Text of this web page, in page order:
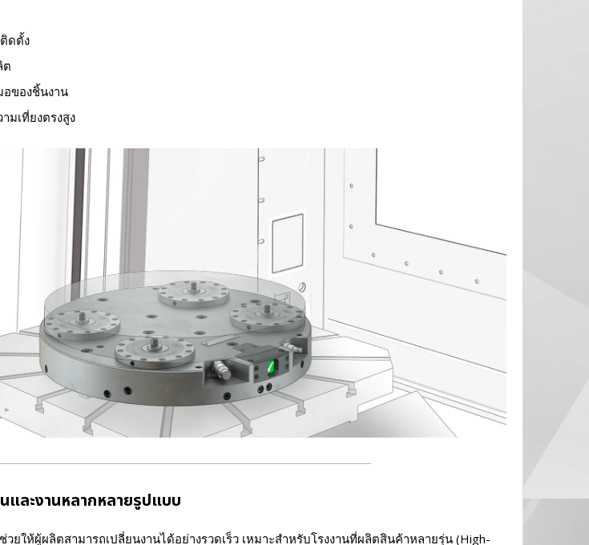
ดตั้ง
ต
ของชิ้นงาน
มเที่ยงตรงสูง
ละงานหลากหลายรูปแบบ
ช่วยให้ผู้ผลิตสามารถเปลี่ยนงานได้อย่างรวดเร็ว เหมาะสำหรับโรงงานที่ผลิตสินค้าหลายรุ่น (High-